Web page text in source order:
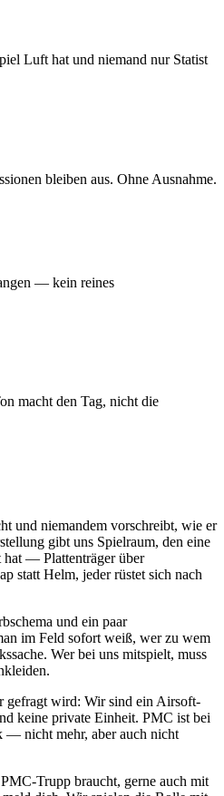
Luft hat und niemand nur Statist
bleiben aus. Ohne Ausnahme.
— kein reines
macht den Tag, nicht die
und niemandem vorschreibt, wie er
gibt uns Spielraum, den eine
hat — Plattenträger über
statt Helm, jeder rüstet sich nach
und ein paar
im Feld sofort weiß, wer zu wem
Wer bei uns mitspielt, muss
gefragt wird: Wir sind ein Airsoft-
keine private Einheit. PMC ist bei
— nicht mehr, aber auch nicht
Trupp braucht, gerne auch mit